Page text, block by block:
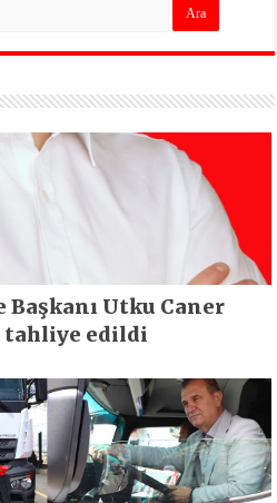
Başkanı Utku Caner
tahliye edildi